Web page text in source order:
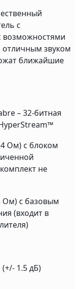
с
отличным звуком
ближайшие
– 32-битная
Ом) с блоком
не
Ом) с базовым
(входит в
(+/- 1.5 дБ)